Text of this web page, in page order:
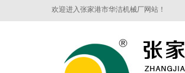
欢迎进入张家港市华洁机械厂网站！